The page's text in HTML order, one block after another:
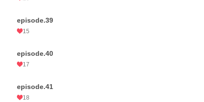
episode.39
15
episode.40
17
episode.41
18